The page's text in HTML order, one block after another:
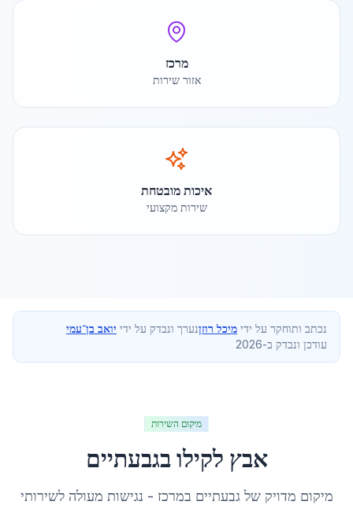
מרכז
אזור שירות
איכות מובטחת
שירות מקצועי
נכתב ותוחקר על ידי מיכל רוזןנערך ונבדק על ידי יואב בן־עמי
עודכן ונבדק ב-2026
מיקום השירות
אבץ לקילובגבעתיים
מיקום מדויק שלגבעתיים במרכז - נגישות מעולה לשירותי